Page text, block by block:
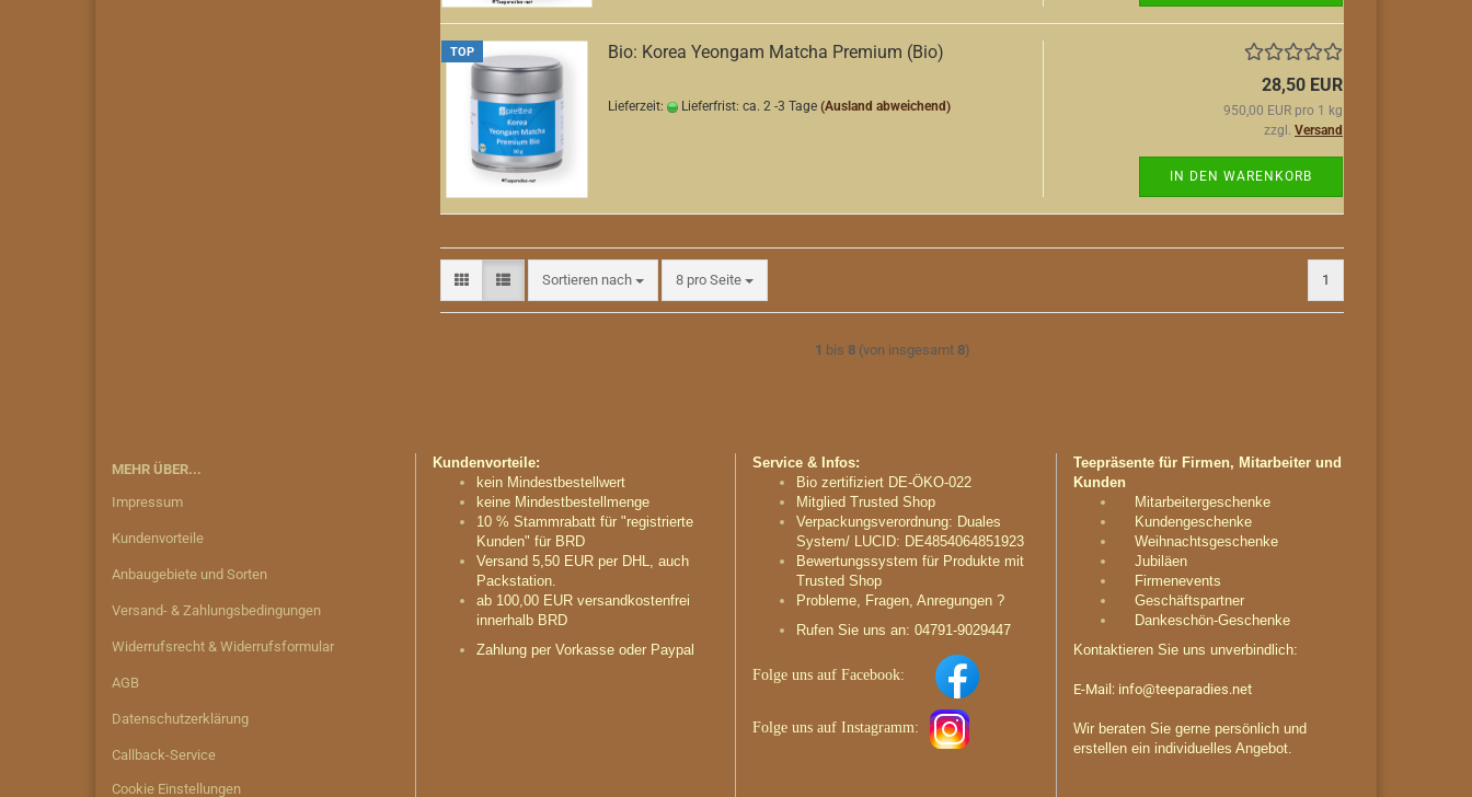
TOP Bio: Korea Yeongam Matcha Premium (Bio)
Lieferzeit: Lieferfrist: ca. 2 -3 Tage (Ausland abweichend)
28,50 EUR
950,00 EUR pro 1 kg
zzgl. Versand
IN DEN WARENKORB
Sortieren nach
Sortieren nach 8 pro Seite
pro Seite 1
1 bis 8(von insgesamt 8)
MEHR ÜBER...
Impressum
Kundenvorteile
Anbaugebiete und Sorten
Versand- & Zahlungsbedingungen
Widerrufsrecht & Widerrufsformular
AGB
Datenschutzerklärung
Callback-Service
Cookie Einstellungen
Kundenvorteile:
kein Mindestbestellwert
keine Mindestbestellmenge
10 % Stammrabatt für "registrierte
Kunden" für BRD
Versand 5,50 EUR per DHL, auch
Packstation.
ab 100,00 EUR versandkostenfrei
innerhalb BRD
Zahlung per Vorkasse oder Paypal
Service & Infos:
Bio zertifiziert DE-ÖKO-022
Mitglied Trusted Shop
Verpackungsverordnung: Duales
System/ LUCID: DE4854064851923
Bewertungssystem für Produkte mit
Trusted Shop
Probleme, Fragen, Anregungen ?
Rufen Sie uns an: 04791-9029447
Folge uns auf Facebook:
Folge uns auf Instagramm:
Teepräsente für Firmen, Mitarbeiter und
Kunden
Mitarbeitergeschenke
Kundengeschenke
Weihnachtsgeschenke
Jubiläen
Firmenevents
Geschäftspartner
Dankeschön-Geschenke
Kontaktieren Sie uns unverbindlich:
E-Mail: info@teeparadies.net
Wir beraten Sie gerne persönlich und
erstellen ein individuelles Angebot.